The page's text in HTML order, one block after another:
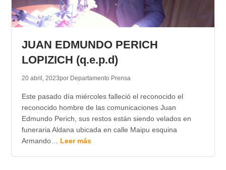
JUAN EDMUNDO PERICH
LOPIZICH (q.e.p.d)
20 abril, 2023por Departamento Prensa
Este pasado día miércoles falleció el reconocido el
reconocido hombre de las comunicaciones Juan
Edmundo Perich, sus restos están siendo velados en
funeraria Aldana ubicada en calle Maipu esquina
Armando… Leer más